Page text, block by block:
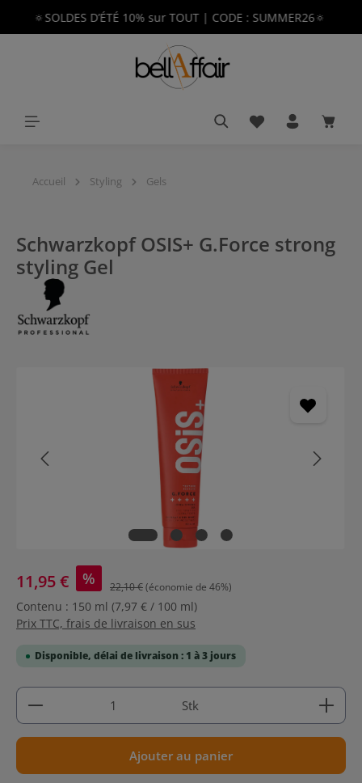
principal
🔅SOLDES D’ÉTÉ 10% sur TOUT | CODE : SUMMER26🔅
Vous avez 0 Le
Accueil Styling Gels
Schwarzkopf OSIS+ G.Force strong
styling Gel
Ignorer la galerie d'images
11,95 € % 22,10 €(économie de 46%)
Contenu : 150 ml (7,97 € / 100 ml)
Prix TTC, frais de livraison en sus
Disponible, délai de livraison : 1 à 3 jours
Quantité de produit : Entrez la quantité
Stk
Ajouter au panier